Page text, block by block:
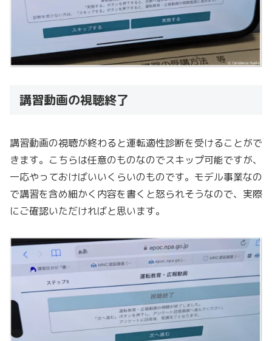
講習動画の視聴終了
講習動画の視聴が終わると運転適性診断を受けることがで
きます。こちらは任意のものなのでスキップ可能ですが、
一応やっておけばいいくらいのものです。モデル事業なの
で講習を含め細かく内容を書くと怒られそうなので、実際
にご確認いただければと思います。